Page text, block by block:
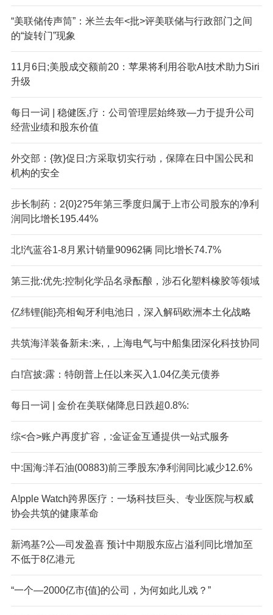
“美联储传声筒”：米兰去年<批>评美联储与行政部门之间
的“旋转门”现象
11月6日;美股成交额前20：苹果将利用谷歌AI技术助力Siri
升级
每日一词 | 稳健医,疗：公司管理层始终致—力于提升公司
经营业绩和股东价值
外交部：{敦}促日;方采取切实行动，保障在日中国公民和
机构的安全
步长制药：2{0}2?5年第三季度归属于上市公司股东的净利
润同比增长195.44%
北!汽蓝谷1-8月累计销量90962辆 同比增长74.7%
第三批:优先:控制化学品名录酝酿，涉石化塑料橡胶等领域
亿纬锂{能}亮相匈牙利电池日，深入解码欧洲本土化战略
共筑海洋装备新未:来,，上海电气与中船集团深化科技协同
白!宫披:露：特朗普上任以来买入1.04亿美元债券
每日一词 | 金价在美联储降息日跌超0.8%:
综<合>账户再度扩容，:金证金互通提供一站式服务
中:国海:洋石油(00883)前三季股东净利润同比减少12.6%
A!pple Watch跨界医疗：一场科技巨头、专业医院与权威
协会共筑的健康革命
新鸿基?公—司发盈喜 预计中期股东应占溢利同比增加至
不低于8亿港元
“一个—2000亿市{值}的公司，为何如此儿戏？”